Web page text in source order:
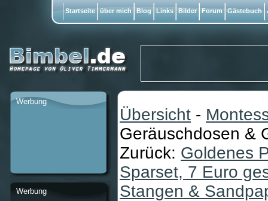
Übersicht -
Geräuschdosen &
Zurück: Goldenes
Sparset, 7 Euro
Stangen &
Werbung
Werbung
Startseite über mich Blog Links Bilder Forum Gästebuch